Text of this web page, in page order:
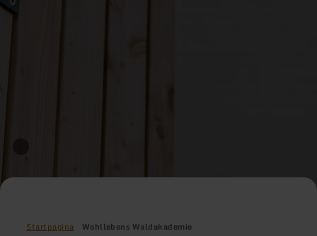
Startpagina Wohllebens Waldakademie